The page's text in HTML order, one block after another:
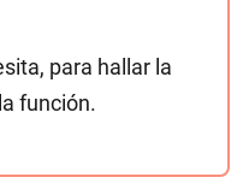
para hallar la
función.